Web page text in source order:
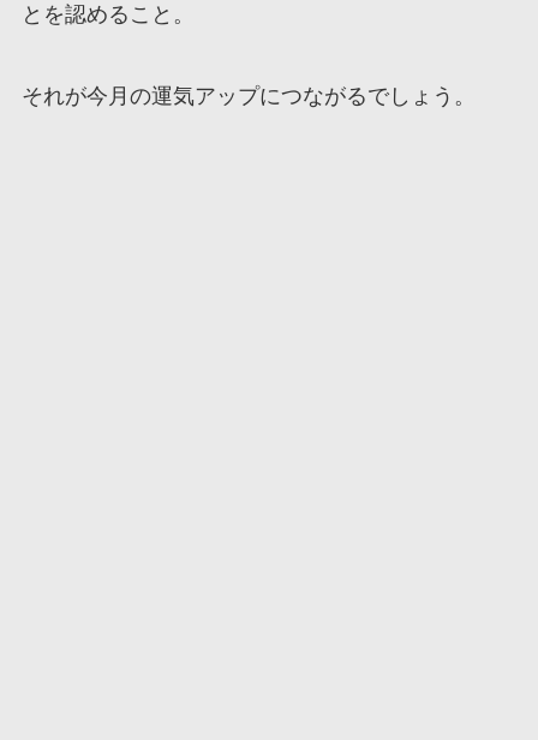
とを認めること。
それが今月の運気アップにつながるでしょう。